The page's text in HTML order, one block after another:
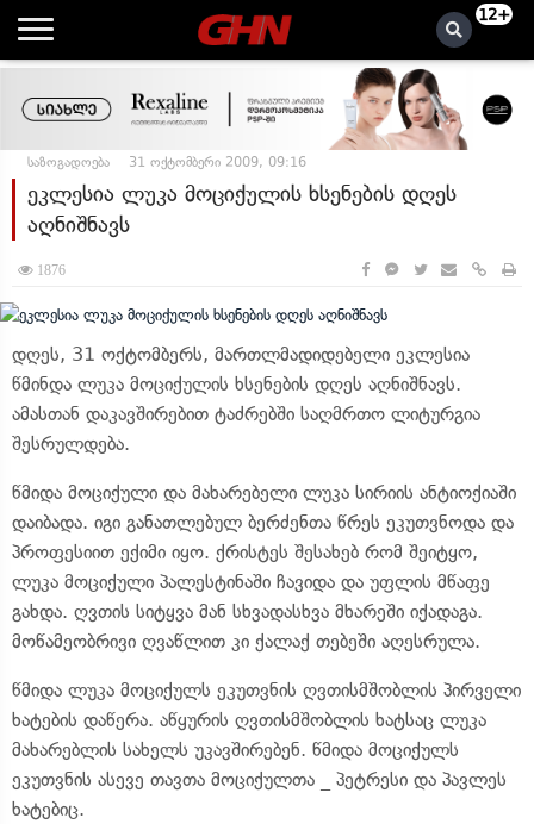
12+
საზოგადოება 31 ოქტომბერი 2009, 09:16
ეკლესია ლუკა მოციქულის ხსენების დღეს
აღნიშნავს
1876
დღეს, 31 ოქტომბერს, მართლმადიდებელი ეკლესია
წმინდა ლუკა მოციქულის ხსენების დღეს აღნიშნავს.
ამასთან დაკავშირებით ტაძრებში საღმრთო ლიტურგია
შესრულდება.
წმიდა მოციქული და მახარებელი ლუკა სირიის ანტიოქიაში
დაიბადა. იგი განათლებულ ბერძენთა წრეს ეკუთვნოდა და
პროფესიით ექიმი იყო. ქრისტეს შესახებ რომ შეიტყო,
ლუკა მოციქული პალესტინაში ჩავიდა და უფლის მწაფე
გახდა. ღვთის სიტყვა მან სხვადასხვა მხარეში იქადაგა.
მოწამეობრივი ღვაწლით კი ქალაქ თებეში აღესრულა.
წმიდა ლუკა მოციქულს ეკუთვნის ღვთისმშობლის პირველი
ხატების დაწერა. აწყურის ღვთისმშობლის ხატსაც ლუკა
მახარებლის სახელს უკავშირებენ. წმიდა მოციქულს
ეკუთვნის ასევე თავთა მოციქულთა _ პეტრესი და პავლეს
ხატებიც.